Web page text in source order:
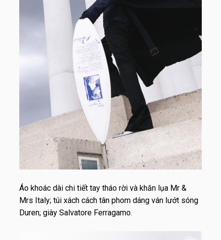
Áo khoác dài chi tiết tay tháo rời và khăn lụa Mr &
Mrs Italy; túi xách cách tân phom dáng ván lướt sóng
Duren; giày Salvatore Ferragamo.